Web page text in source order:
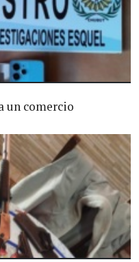
un comercio